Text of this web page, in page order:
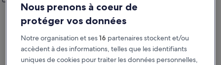
Prise en charge
22 août
Prise en charge
Restitution
Nous prenons à coeur de
protéger vos données
Notre organisation et ses16 partenaires stockent et/ou
accèdent à des informations, telles que les identifiants
uniques de cookies pour traiter les données personnelles,